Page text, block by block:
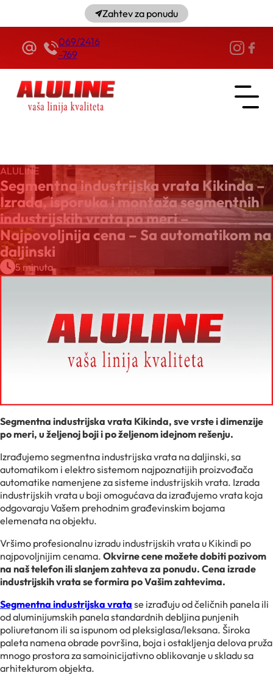
Zahtev za ponudu
069/2416
-769
Segmentna industrijska vrata Kikinda –
Izrada, isporuka i montaža segmentnih
industrijskih vrata po meri –
Najpovoljnija cena – Sa automatikom na
daljinski
ALULINE
5 minuta
Segmentna industrijska vrata Kikinda, sve vrste i dimenzije
po meri, u željenoj boji i po željenom idejnom rešenju.
Izrađujemo segmentna industrijska vrata na daljinski, sa
automatikom i elektro sistemom najpoznatijih proizvođača
automatike namenjene za sisteme industrijskih vrata. Izrada
industrijskih vrata u boji omogućava da izrađujemo vrata koja
odgovaraju Vašem prehodnim građevinskim bojama
elemenata na objektu.
Vršimo profesionalnu izradu industrijskih vrata u Kikindi po
najpovoljnijim cenama. Okvirne cene možete dobiti pozivom
na naš telefon ili slanjem zahteva za ponudu. Cena izrade
industrijskih vrata se formira po Vašim zahtevima.
Segmentna industrijska vrata se izrađuju od čeličnih panela ili
od aluminijumskih panela standardnih debljina punjenih
poliuretanom ili sa ispunom od pleksiglasa/leksana. Široka
paleta namena obrade površina, boja i ostakljenja delova pruža
mnogo prostora za samoinicijativno oblikovanje u skladu sa
arhitekturom objekta.